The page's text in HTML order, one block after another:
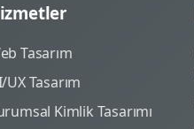
Tasarım
UX Tasarım
Kimlik Tasarımı